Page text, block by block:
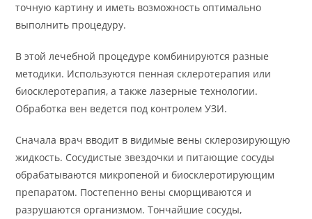
точную картину и иметь возможность оптимально
выполнить процедуру.
В этой лечебной процедуре комбинируются разные
методики. Используются пенная склеротерапия или
биосклеротерапия, а также лазерные технологии.
Обработка вен ведется под контролем УЗИ.
Сначала врач вводит в видимые вены склерозирующую
жидкость. Сосудистые звездочки и питающие сосуды
обрабатываются микропеной и биосклеротирующим
препаратом. Постепенно вены сморщиваются и
разрушаются организмом. Тончайшие сосуды,